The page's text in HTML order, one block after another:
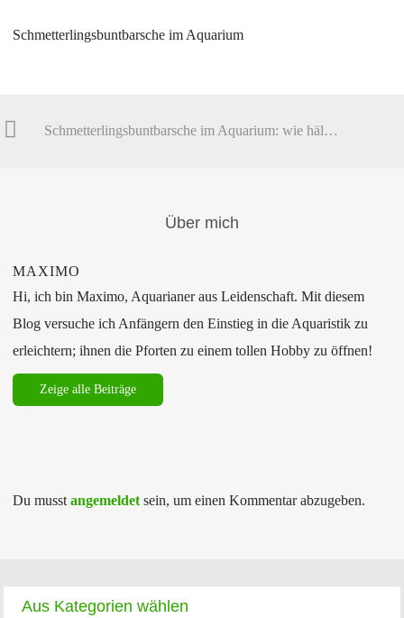
Schmetterlingsbuntbarsche im Aquarium
Schmetterlingsbuntbarsche im Aquarium: wie hält man Ramirezi?
Über mich
MAXIMO
Hi, ich bin Maximo, Aquarianer aus Leidenschaft. Mit diesem
Blog versuche ich Anfängern den Einstieg in die Aquaristik zu
erleichtern; ihnen die Pforten zu einem tollen Hobby zu öffnen!
Zeige alle Beiträge
Du musst angemeldet sein, um einen Kommentar abzugeben.
Aus Kategorien wählen